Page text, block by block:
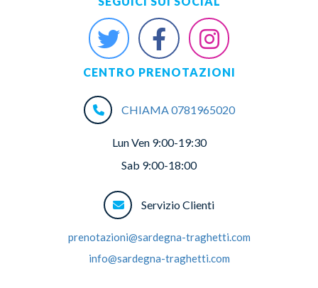
CENTRO PRENOTAZIONI
CHIAMA 0781965020
Lun Ven 9:00-19:30
Sab 9:00-18:00
Servizio Clienti
prenotazioni@sardegna-traghetti.com
info@sardegna-traghetti.com